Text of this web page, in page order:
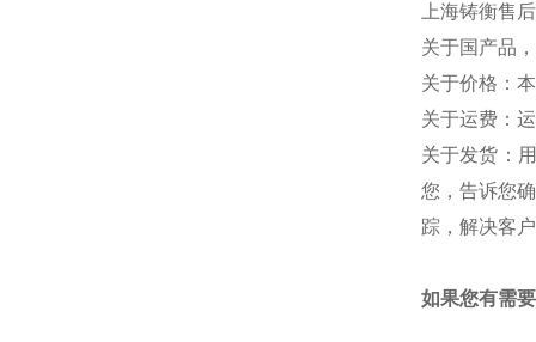
上海铸衡售
关于国产品
关于价格：
关于运费：
关于发货：
您，告诉您
踪，解决客
如果您有需